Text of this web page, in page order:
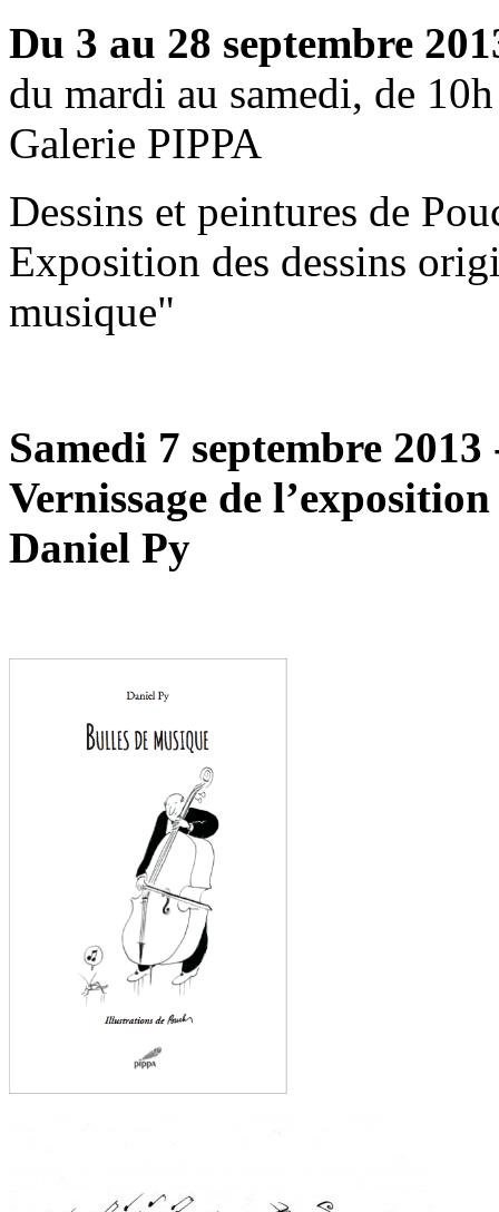
Du 3 au 28 septembre
du mardi au samedi, de
Galerie PIPPA
Dessins et peintures de
Exposition des dessins
musique"
Samedi 7 septembre
Vernissage de
Daniel Py